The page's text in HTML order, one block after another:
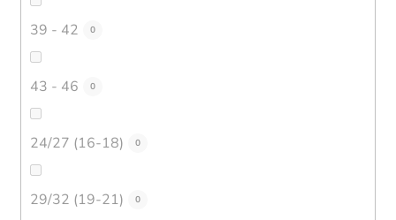
39 - 42 0
43 - 46 0
24/27 (16-18) 0
29/32 (19-21) 0